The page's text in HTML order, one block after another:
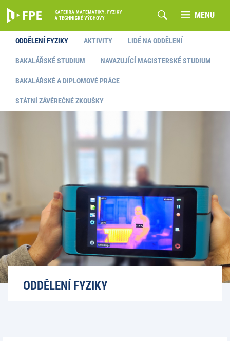
MENU
ODDĚLENÍ FYZIKY AKTIVITY LIDÉ NA ODDĚLENÍ
BAKALÁŘSKÉ STUDIUM NAVAZUJÍCÍ MAGISTERSKÉ STUDIUM
BAKALÁŘSKÉ A DIPLOMOVÉ PRÁCE
STÁTNÍ ZÁVĚREČNÉ ZKOUŠKY
ODDĚLENÍ FYZIKY